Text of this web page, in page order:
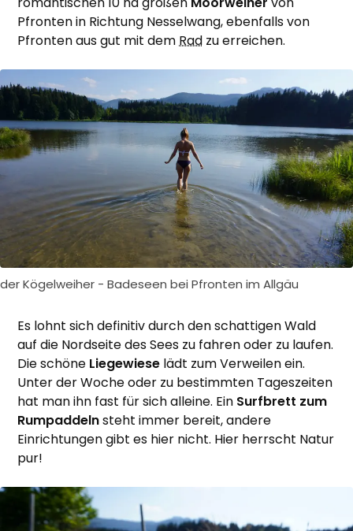
Pfronten in Richtung Nesselwang, ebenfalls von
Pfronten aus gut mit demRad zu erreichen.
der Kögelweiher - Badeseen bei Pfronten im Allgäu
Es lohnt sich definitiv durch den schattigen Wald
auf die Nordseite des Sees zu fahren oder zu laufen.
Die schöne Liegewiese lädt zum Verweilen ein.
Unter der Woche oder zu bestimmten Tageszeiten
hat man ihn fast für sich alleine. Ein Surfbrett zum
Rumpaddelnsteht immer bereit, andere
Einrichtungen gibt es hier nicht. Hier herrscht Natur
pur!